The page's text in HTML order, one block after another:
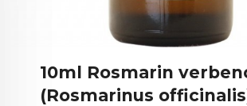
10ml Rosmarin
(Rosmarinus